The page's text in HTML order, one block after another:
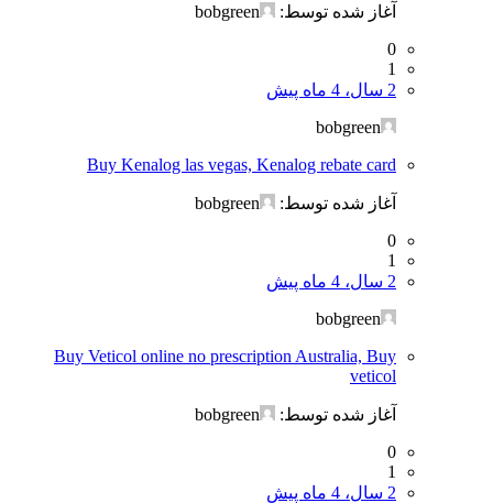
آغاز شده توسط:
bobgreen
0
1
2 سال، 4 ماه پیش
bobgreen
Buy Kenalog las vegas, Kenalog rebate card
آغاز شده توسط:
bobgreen
0
1
2 سال، 4 ماه پیش
bobgreen
Buy Veticol online no prescription Australia, Buy
veticol
آغاز شده توسط:
bobgreen
0
1
2 سال، 4 ماه پیش